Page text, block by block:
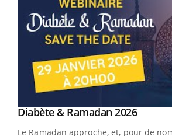
Youtube
Diabète & Ramadan 2026Youtube
Le Ramadan approche, et, pour de